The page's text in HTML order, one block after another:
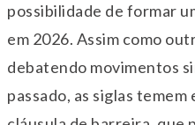
possibilidade de formar
em 2026. Assim como
debatendo movimentos
passado, as siglas